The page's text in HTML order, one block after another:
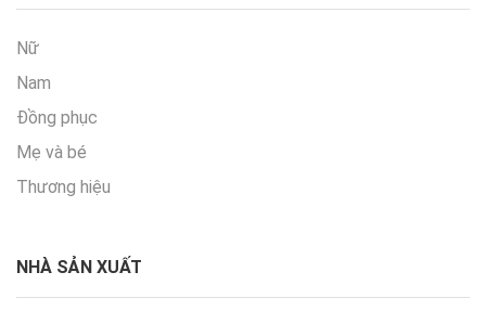
Nữ
Nam
Đồng phục
Mẹ và bé
Thương hiệu
NHÀ SẢN XUẤT